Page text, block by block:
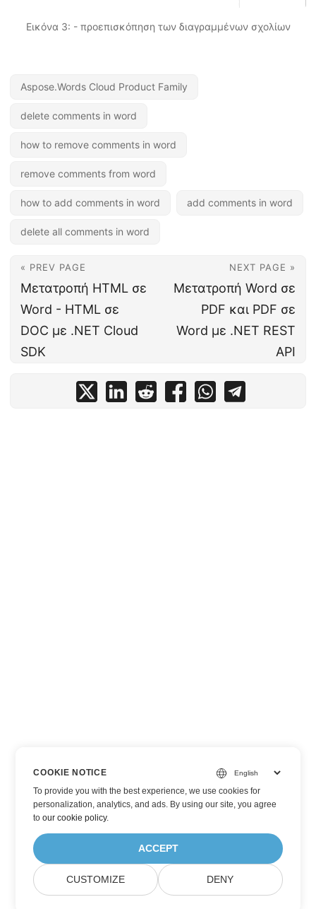
Εικόνα 3: - προεπισκόπηση των διαγραμμένων σχολίων
Aspose.Words Cloud Product Family
delete comments in word
how to remove comments in word
remove comments from word
how to add comments in word add comments in word
delete all comments in word
« PREV PAGE
Μετατροπή HTML σε
Word - HTML σε
DOC με .NET Cloud
SDK
NEXT PAGE »
Μετατροπή Word σε
PDF και PDF σε
Word με .NET REST
API
COOKIE NOTICE
To provide you with the best experience, we use cookies for
personalization, analytics, and ads. By using our site, you agree
toour cookie policy.
ACCEPT
CUSTOMIZE DENY